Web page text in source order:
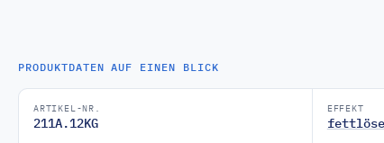
PRODUKTDATEN AUF EINEN BLICK
ARTIKEL-NR.
211A.12KG
EFFEKT